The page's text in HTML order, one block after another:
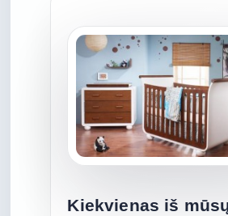
Kiekvienas iš mūsų norime